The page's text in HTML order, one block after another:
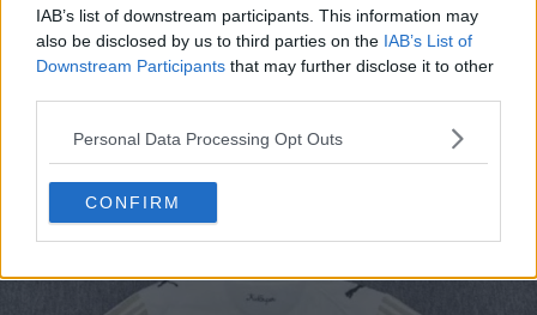
IAB’s list of downstream participants. This information may
also be disclosed by us to third parties on the IAB’s List of
Downstream Participants that may further disclose it to other
Personal Data Processing Opt Outs
CONFIRM